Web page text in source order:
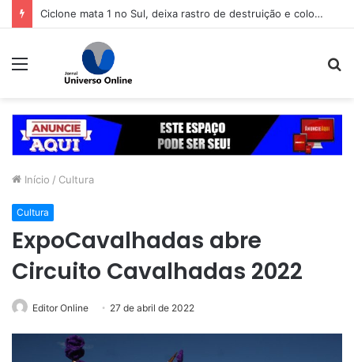
Ciclone mata 1 no Sul, deixa rastro de destruição e coloca 11 estados em alerta
Menu
Início / Cultura
Cultura
ExpoCavalhadas abre
Circuito Cavalhadas 2022
Editor Online 27 de abril de 2022